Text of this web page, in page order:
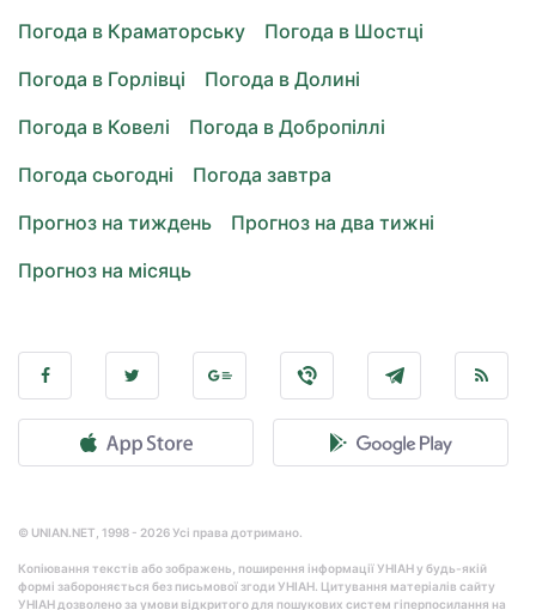
Погода в Краматорську
Погода в Шостці
Погода в Горлівці
Погода в Долині
Погода в Ковелі
Погода в Добропіллі
Погода сьогодні
Погода завтра
Прогноз на тиждень
Прогноз на два тижні
Прогноз на місяць
© UNIAN.NET, 1998 - 2026 Усі права дотримано.
Копіювання текстів або зображень, поширення інформації УНІАН у будь-якій
формі забороняється без письмової згоди УНІАН. Цитування матеріалів сайту
УНІАН дозволено за умови відкритого для пошукових систем гіперпосилання на